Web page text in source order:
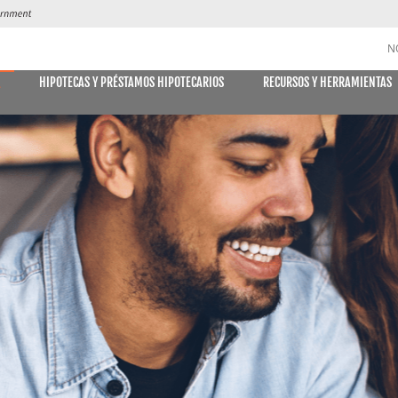
CUENTAS DE AHORRO y CD
Libreta de ahorro
Declaración Ahorro
Cuenta de Ahorro Kids Club
Cuentas del mercado monetario
Tipos actuales del mercado monetario
HIPOTECAS Y PRÉSTAMOS HIPOTECARIOS RECURSOS Y HERRAMIENTAS
E DECLARACIONES
PAGO